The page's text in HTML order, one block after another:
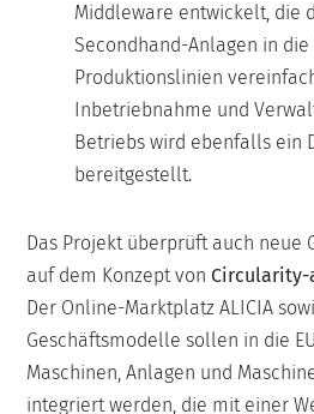
Middleware entwickelt, die
Secondhand-Anlagen in
Produktionslinien
Inbetriebnahme und
Betriebs wird ebenfalls ein
bereitgestellt.
Das Projekt überprüft auch neue
auf dem Konzept von Circularity-
Der Online-Marktplatz ALICIA
Geschäftsmodelle sollen in die
Maschinen, Anlagen und
integriert werden, die mit einer